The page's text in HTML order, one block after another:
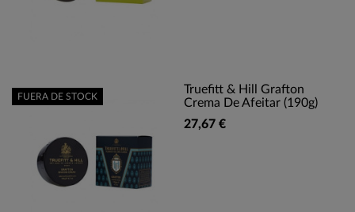
Truefitt & Hill Grafton
Crema De Afeitar (190g)
27,67 €
FUERA DE STOCK